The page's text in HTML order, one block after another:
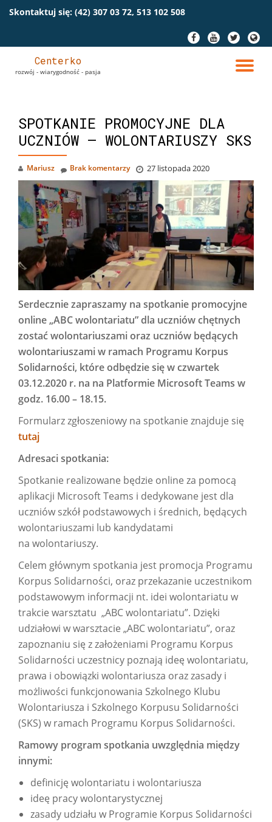
Skontaktuj się: (42) 307 03 72, 513 102 508
fa-
facebook
fa-
youtube
fa-
twitter
fa-
globe
Centerko
rozwój - wiarygodność - pasja
SPOTKANIE PROMOCYJNE DLA
UCZNIÓW – WOLONTARIUSZY SKS
Mariusz 27 listopada 2020
Brak komentarzy
Serdecznie zapraszamy na spotkanie promocyjne
online „ABC wolontariatu” dla uczniów chętnych
zostać wolontariuszami oraz uczniów będących
wolontariuszami w ramach Programu Korpus
Solidarności, które odbędzie się w czwartek
03.12.2020 r. na na Platformie Microsoft Teams w
godz. 16.00 – 18.15.
Formularz zgłoszeniowy na spotkanie znajduje się
tutaj
Adresaci spotkania:
Spotkanie realizowane będzie online za pomocą
aplikacji Microsoft Teams i dedykowane jest dla
uczniów szkół podstawowych i średnich, będących
wolontariuszami lub kandydatami
na wolontariuszy.
Celem głównym spotkania jest promocja Programu
Korpus Solidarności, oraz przekazanie uczestnikom
podstawowym informacji nt. idei wolontariatu w
trakcie warsztatu „ABC wolontariatu”. Dzięki
udziałowi w warsztacie „ABC wolontariatu”, oraz
zapoznaniu się z założeniami Programu Korpus
Solidarności uczestnicy poznają ideę wolontariatu,
prawa i obowiązki wolontariusza oraz zasady i
możliwości funkcjonowania Szkolnego Klubu
Wolontariusza i Szkolnego Korpusu Solidarności
(SKS) w ramach Programu Korpus Solidarności.
Ramowy program spotkania uwzględnia między
innymi:
definicję wolontariatu i wolontariusza
ideę pracy wolontarystycznej
zasady udziału w Programie Korpus Solidarności